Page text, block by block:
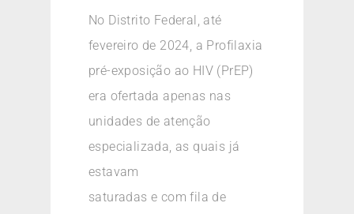
No Distrito Federal, até
fevereiro de 2024, a Profilaxia
pré-exposição ao HIV (PrEP)
era ofertada apenas nas
unidades de atenção
especializada, as quais já
estavam
saturadas e com fila de